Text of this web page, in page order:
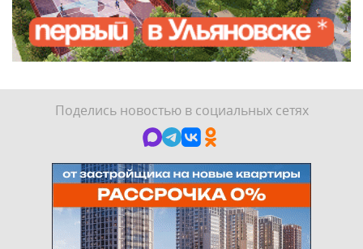
Поделись новостью в социальных сетях